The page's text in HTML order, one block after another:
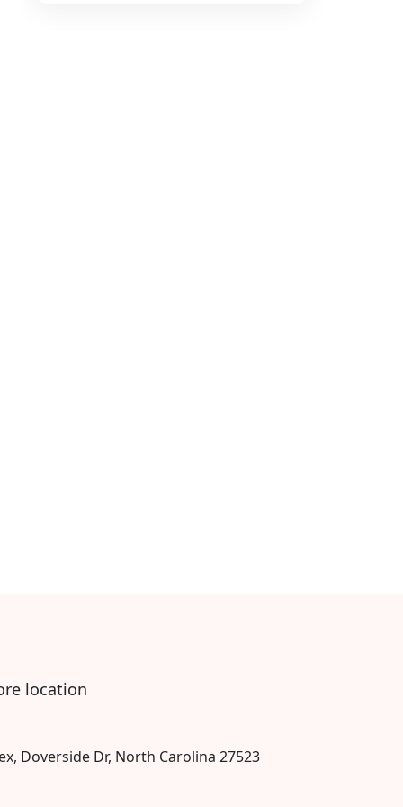
location
Doverside Dr, North Carolina 27523